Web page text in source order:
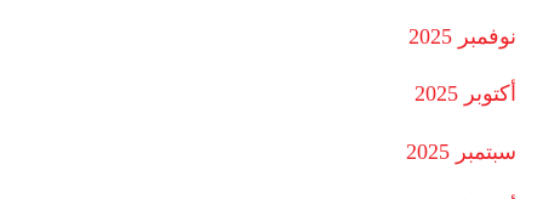
نوفمبر 2025
أكتوبر 2025
سبتمبر 2025